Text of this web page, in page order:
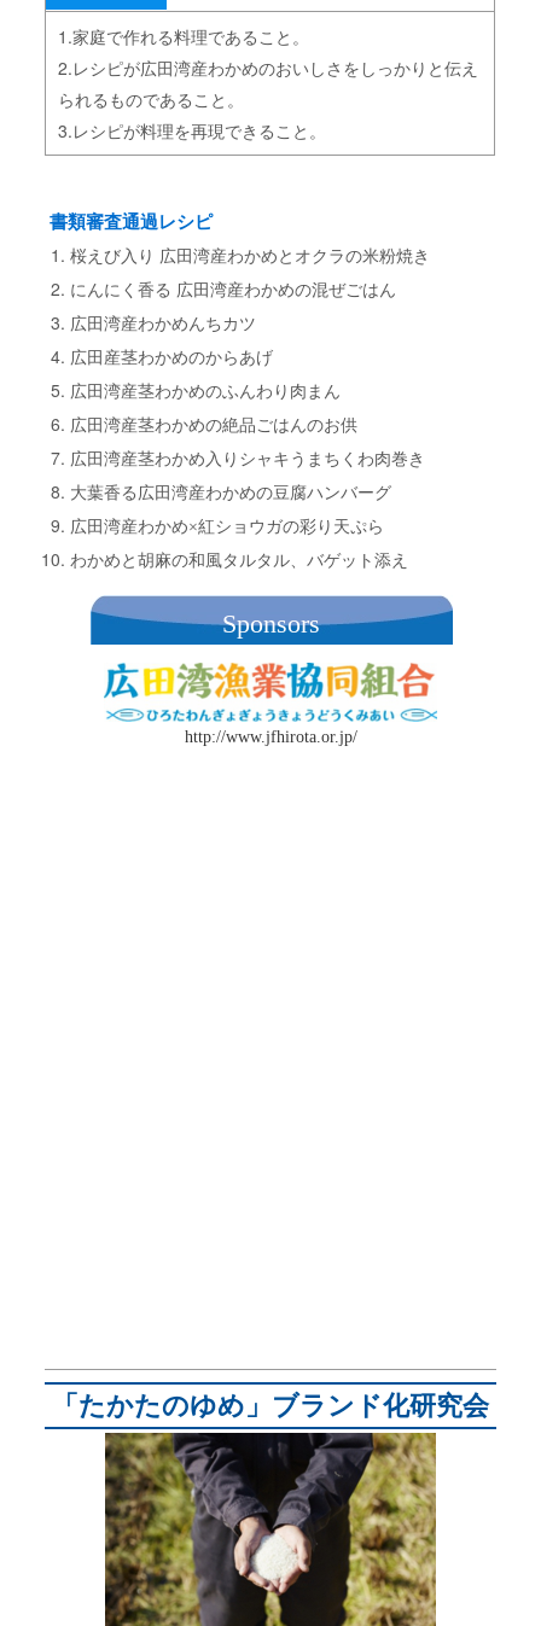
1.家庭で作れる料理であること。
2.レシピが広田湾産わかめのおいしさをしっかりと伝え
られるものであること。
3.レシピが料理を再現できること。
書類審査通過レシピ
桜えび入り 広田湾産わかめとオクラの米粉焼き
にんにく香る 広田湾産わかめの混ぜごはん
広田湾産わかめんちカツ
広田産茎わかめのからあげ
広田湾産茎わかめのふんわり肉まん
広田湾産茎わかめの絶品ごはんのお供
広田湾産茎わかめ入りシャキうまちくわ肉巻き
大葉香る広田湾産わかめの豆腐ハンバーグ
広田湾産わかめ×紅ショウガの彩り天ぷら
わかめと胡麻の和風タルタル、バゲット添え
Sponsors
http://www.jfhirota.or.jp/
「たかたのゆめ」ブランド化研究会